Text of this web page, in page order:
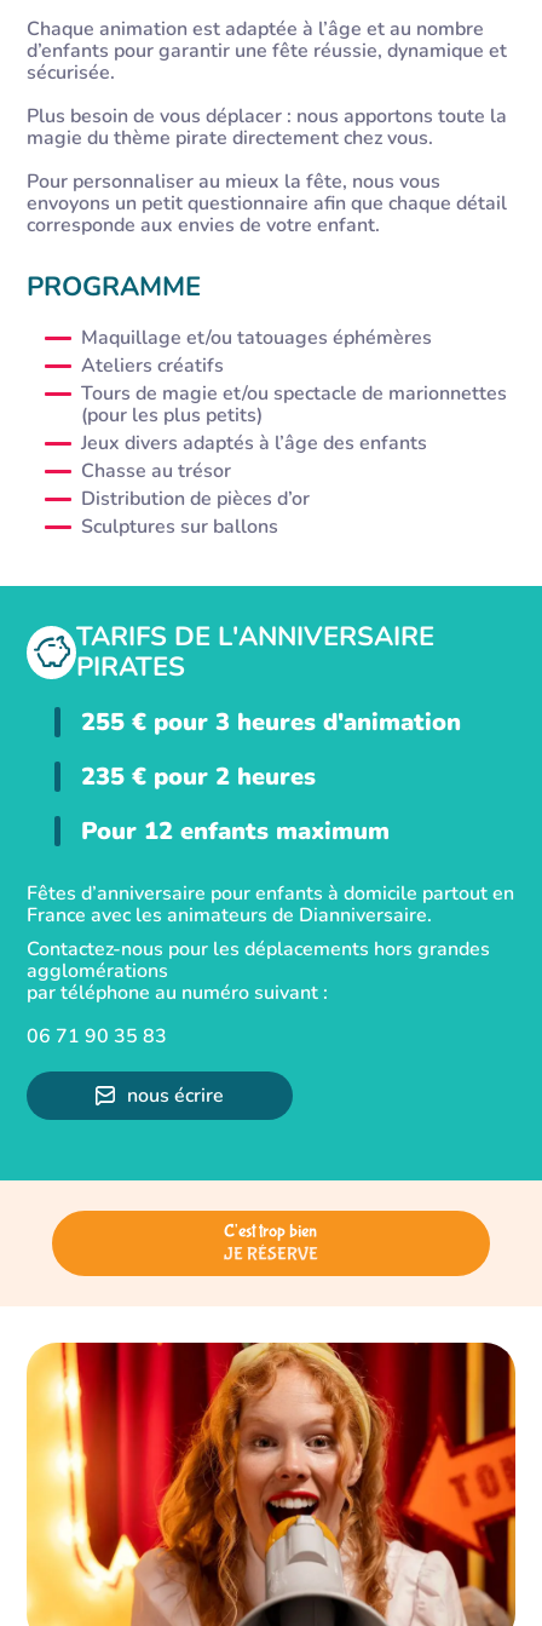
Chaque animation est adaptée à l’âge et au nombre
d’enfants pour garantir une fête réussie, dynamique et
sécurisée.
Plus besoin de vous déplacer : nous apportons toute la
magie du thème pirate directement chez vous.
Pour personnaliser au mieux la fête, nous vous
envoyons un petit questionnaire afin que chaque détail
corresponde aux envies de votre enfant.
PROGRAMME
Maquillage et/ou tatouages éphémères
Ateliers créatifs
Tours de magie et/ou spectacle de marionnettes
(pour les plus petits)
Jeux divers adaptés à l’âge des enfants
Chasse au trésor
Distribution de pièces d’or
Sculptures sur ballons
TARIFS DE L'ANNIVERSAIRE
PIRATES
255 € pour 3 heures d'animation
235 € pour 2 heures
Pour 12 enfants maximum
Fêtes d’anniversaire pour enfants à domicile partout en
France avec les animateurs de Dianniversaire.
Contactez-nous pour les déplacements hors grandes
agglomérations
par téléphone au numéro suivant :
06 71 90 35 83
nous écrire
C'est trop bien
JE RÉSERVE